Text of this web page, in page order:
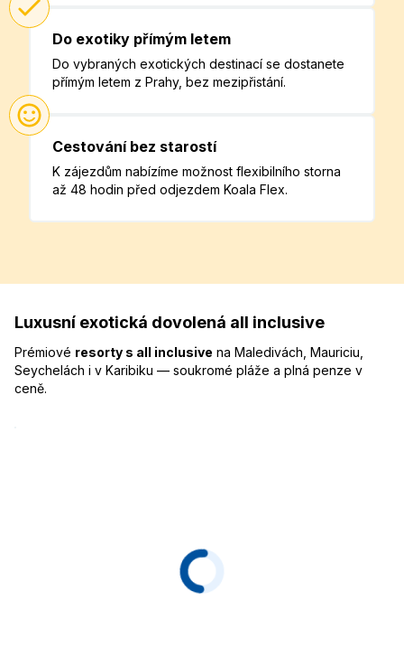
Do exotiky přímým letem
Do vybraných exotických destinací se dostanete
přímým letem z Prahy, bez mezipřistání.
Cestování bez starostí
K zájezdům nabízíme možnost flexibilního storna
až 48 hodin před odjezdem Koala Flex.
Luxusní exotická dovolená all inclusive
Prémiové resorty s all inclusive na Maledivách, Mauriciu,
Seychelách i v Karibiku — soukromé pláže a plná penze v
ceně.